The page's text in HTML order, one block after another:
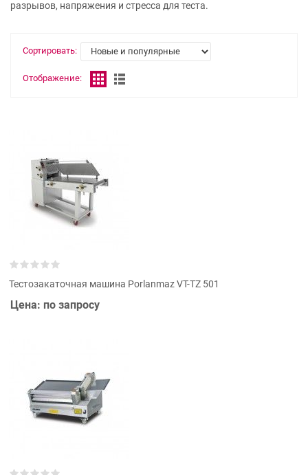
разрывов, напряжения и стресса для теста.
Сортировать:
Отображение:
Тестозакаточная машина Porlanmaz VT-TZ 501
Цена: по запросу